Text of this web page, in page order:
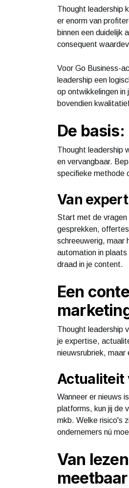
Thought leadership
er enorm van
binnen een duidelijk
consequent
Voor Go Business-
leadership een
op ontwikkelingen
bovendien
De
Thought leadership
en vervangbaar.
specifieke methode
Van
Start met de vragen
gesprekken,
schreeuwerig, maar
automation in
draad in je content.
Een
Thought leadership
je expertise,
nieuwsrubriek,
Actualiteit
Wanneer er nieuws
platforms, kun jij de
mkb. Welke risico's
ondernemers nú
Van